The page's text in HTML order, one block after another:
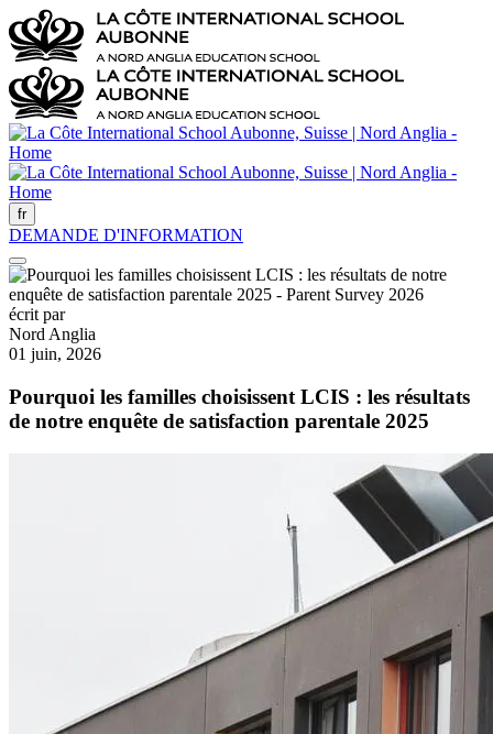
fr
DEMANDE D'INFORMATION
écrit par
Nord Anglia
01 juin, 2026
Pourquoi les familles choisissent LCIS : les résultats
de notre enquête de satisfaction parentale 2025